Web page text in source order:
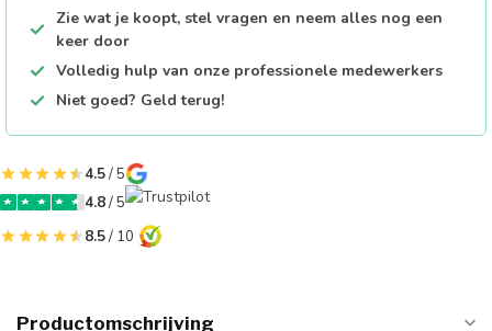
Zie wat je koopt, stel vragen en neem alles nog een
keer door
Volledig hulp van onze professionele medewerkers
Niet goed? Geld terug!
4.5/ 5
4.8/ 5
8.5/ 10
Productomschrijving